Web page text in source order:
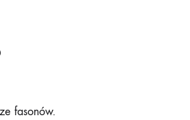
fasonów.